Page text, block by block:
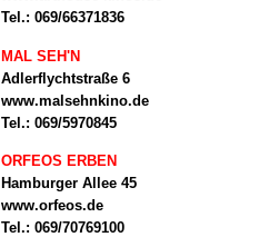
Tel.: 069/66371836
MAL SEH'N
Adlerflychtstraße 6
www.malsehnkino.de
Tel.: 069/5970845
ORFEOS ERBEN
Hamburger Allee 45
www.orfeos.de
Tel.: 069/70769100